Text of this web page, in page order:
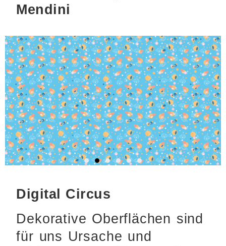
Mendini
Digital Circus
Dekorative Oberflächen sind
für uns Ursache und